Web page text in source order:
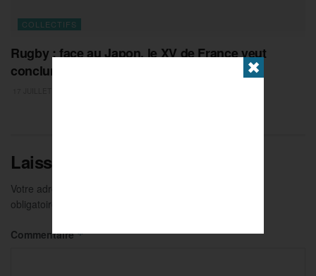
COLLECTIFS
Rugby : face au Japon, le XV de France veut
conclure son bel été
Laisser un commentaire
Votre adresse e-mail ne sera pas publiée.
obligatoires sont indiqués avec
Commentaire*
✖